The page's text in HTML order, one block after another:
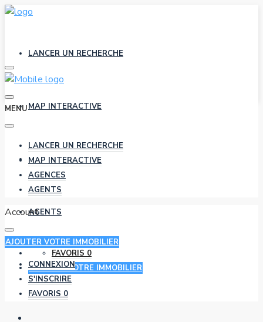
LANCER UN RECHERCHE
MAP INTERACTIVE
AGENCES
AGENTS
FAVORIS 0
AJOUTER VOTRE IMMOBILIER
MENU
LANCER UN RECHERCHE
MAP INTERACTIVE
AGENCES
AGENTS
Account
AJOUTER VOTRE IMMOBILIER
CONNEXION
S'INSCRIRE
FAVORIS 0